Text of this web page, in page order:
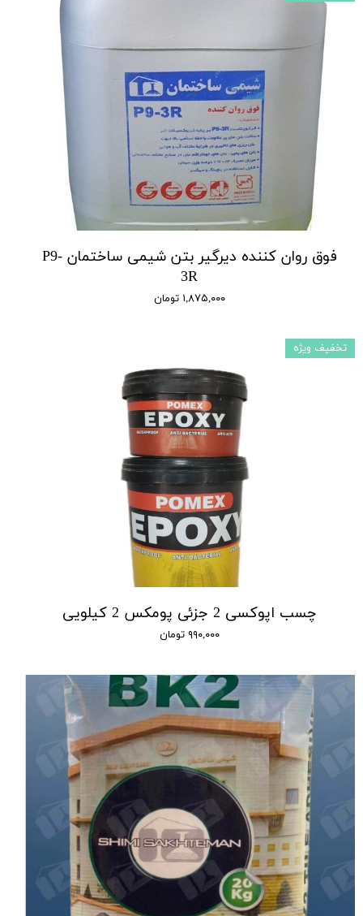
فوق روان کننده دیرگیر بتن شیمی ساختمان P9-
3R
۱,۸۷۵,۰۰۰ تومان
چسب اپوکسی 2 جزئی پومکس 2 کیلویی
۹۹۰,۰۰۰ تومان
تخفیف ویژه